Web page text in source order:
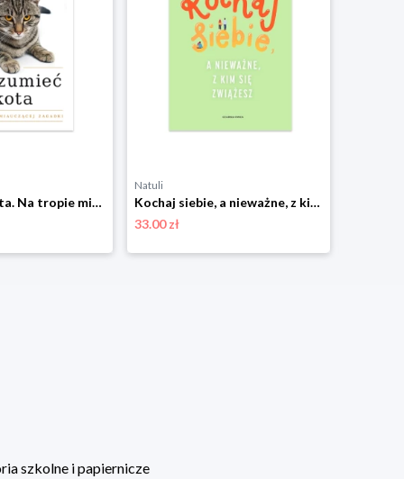
Zrozumieć kota. Na tropie miauczącej zagadki Czarna owca
Natuli
Kochaj siebie, a nieważne, z kim się zwiążesz Czarna owca
33.00 zł
szkolne i papiernicze